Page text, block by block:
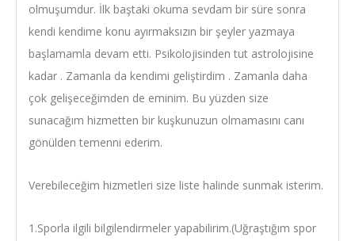
olmuşumdur. İlk baştaki okuma sevdam bir süre sonra
kendi kendime konu ayırmaksızın bir şeyler yazmaya
başlamamla devam etti. Psikolojisinden tut astrolojisine
kadar . Zamanla da kendimi geliştirdim . Zamanla daha
çok gelişeceğimden de eminim. Bu yüzden size
sunacağım hizmetten bir kuşkunuzun olmamasını canı
gönülden temenni ederim.
Verebileceğim hizmetleri size liste halinde sunmak isterim.
1.Sporla ilgili bilgilendirmeler yapabilirim.(Uğraştığım spor